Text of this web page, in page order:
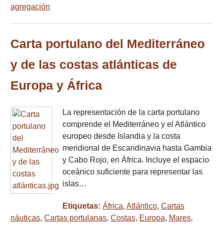
agregación
Carta portulano del Mediterráneo
y de las costas atlánticas de
Europa y África
La representación de la carta portulano
comprende el Mediterráneo y el Atlántico
europeo desde Islandia y la costa
meridional de Escandinavia hasta Gambia
y Cabo Rojo, en África. Incluye el espacio
oceánico suficiente para representar las
islas…
Etiquetas: África, Atlántico, Cartas
náuticas, Cartas portulanas, Costas, Europa, Mares,